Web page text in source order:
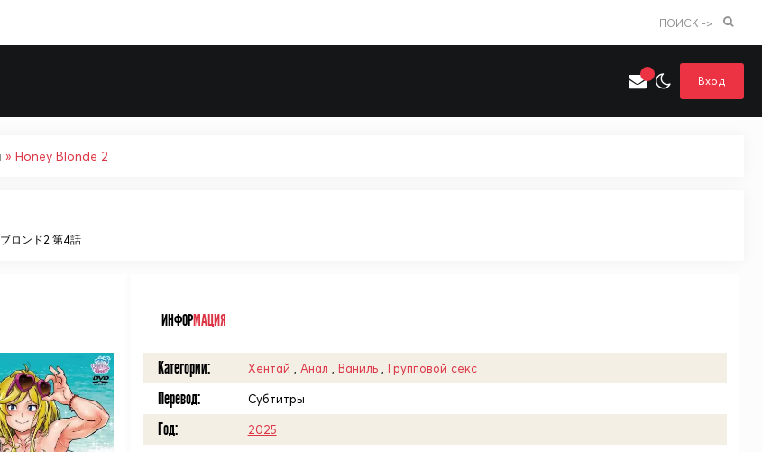
ПОИСК ->
Вход
» Honey Blonde 2
ロンド2 第4話
ИНФОРМАЦИЯ
Категории: Хентай Анал Ваниль, Групповой секс
Перевод: Субтитры
Год: 2025